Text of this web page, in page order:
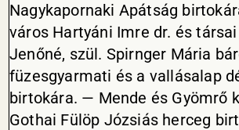
Nagykapornaki Apátság
város Hartyáni Imre dr. és
Jenőné, szül. Spirnger Mária
füzesgyarmati és a vallásalap
birtokára. — Mende és Gyömrő
Gothai Fülöp Józsiás herceg